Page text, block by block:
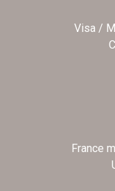
Visa /
France